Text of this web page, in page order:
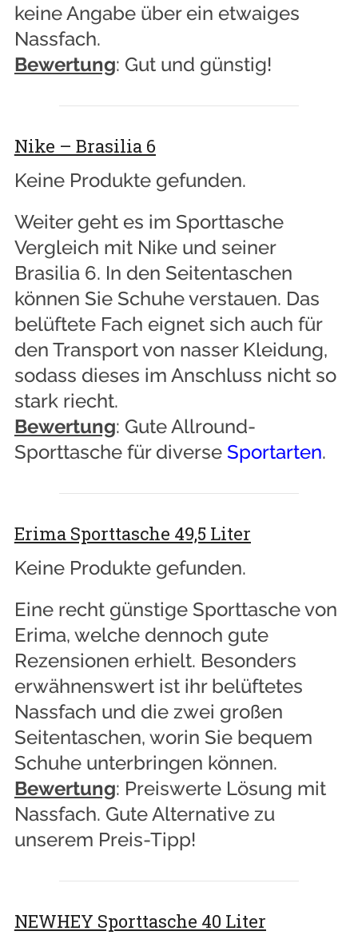
keine Angabe über ein etwaiges
Nassfach.
Bewertung: Gut und günstig!
Nike – Brasilia 6
Keine Produkte gefunden.
Weiter geht es im Sporttasche
Vergleich mit Nike und seiner
Brasilia 6. In den Seitentaschen
können Sie Schuhe verstauen. Das
belüftete Fach eignet sich auch für
den Transport von nasser Kleidung,
sodass dieses im Anschluss nicht so
stark riecht.
Bewertung: Gute Allround-
Sporttasche für diverse Sportarten.
Erima Sporttasche 49,5 Liter
Keine Produkte gefunden.
Eine recht günstige Sporttasche von
Erima, welche dennoch gute
Rezensionen erhielt. Besonders
erwähnenswert ist ihr belüftetes
Nassfach und die zwei großen
Seitentaschen, worin Sie bequem
Schuhe unterbringen können.
Bewertung: Preiswerte Lösung mit
Nassfach. Gute Alternative zu
unserem Preis-Tipp!
NEWHEY Sporttasche 40 Liter